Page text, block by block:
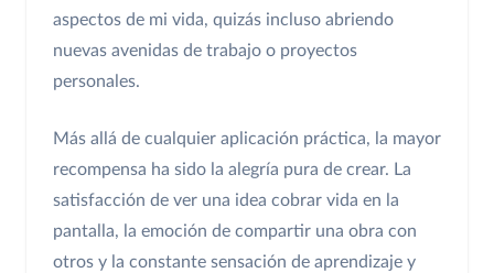
aspectos de mi vida, quizás incluso abriendo
nuevas avenidas de trabajo o proyectos
personales.
Más allá de cualquier aplicación práctica, la mayor
recompensa ha sido la alegría pura de crear. La
satisfacción de ver una idea cobrar vida en la
pantalla, la emoción de compartir una obra con
otros y la constante sensación de aprendizaje y